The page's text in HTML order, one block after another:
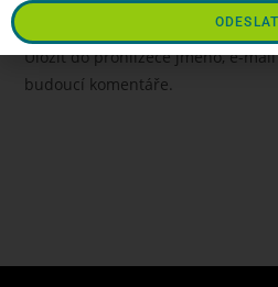
Uložit do prohlížeče jméno, e-
budoucí komentáře.
ODESLAT